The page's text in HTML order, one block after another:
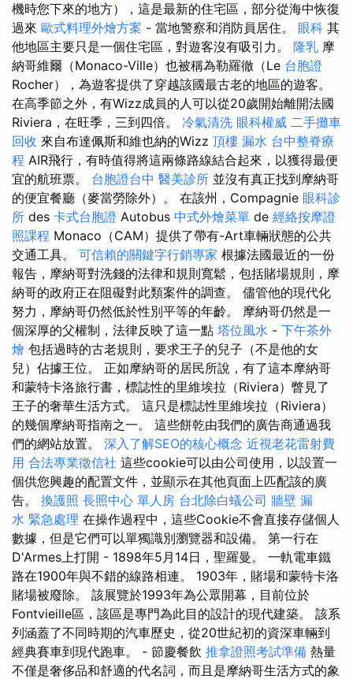
機時您下來的地方），這是最新的住宅區，部分從海中恢復
過來 歐式料理外燴方案 - 當地警察和消防員居住。 眼科 其
他地區主要只是一個住宅區，對遊客沒有吸引力。 隆乳 摩
納哥維爾（Monaco-Ville）也被稱為勒羅徹（Le 台胞證
Rocher），為遊客提供了穿越該國最古老的地區的遊客。
在高季節之外，有Wizz成員的人可以從20歲開始離開法國
Riviera，在旺季，三到四倍。 冷氣清洗 眼科權威 二手攤車
回收 來自布達佩斯和維也納的Wizz 頂樓 漏水 台中整脊療
程 AIR飛行，有時值得將這兩條路線結合起來，以獲得最便
宜的航班票。 台胞證台中 醫美診所 並沒有真正找到摩納哥
的便宜餐廳（麥當勞除外）。 在該州，Compagnie 眼科診
所 des 卡式台胞證 Autobus 中式外燴菜單 de 經絡按摩證
照課程 Monaco（CAM）提供了帶有-Art車輛狀態的公共
交通工具。 可信賴的關鍵字行銷專家 根據法國最近的一份
報告，摩納哥對洗錢的法律和規則寬鬆，包括賭場規則，摩
納哥的政府正在阻礙對此類案件的調查。 儘管他的現代化
努力，摩納哥仍然低於性別平等的年齡。 摩納哥仍然是一
個深厚的父權制，法律反映了這一點 塔位風水 - 下午茶外
燴 包括過時的古老規則，要求王子的兒子（不是他的女
兒）佔據王位。 正如摩納哥的居民所說，有了這本摩納哥
和蒙特卡洛旅行書，標誌性的里維埃拉（Riviera）瞥見了
王子的奢華生活方式。 這只是標誌性里維埃拉（Riviera）
的幾個摩納哥指南之一。 這些餅乾由我們的廣告商通過我
們的網站放置。 深入了解SEO的核心概念 近視老花雷射費
用 合法專業徵信社 這些cookie可以由公司使用，以設置一
個供您興趣的配置文件，並顯示在其他頁面上匹配該的廣
告。 換護照 長照中心 單人房 台北除白蟻公司 牆壁 漏
水 緊急處理 在操作過程中，這些Cookie不會直接存儲個人
數據，但是它們可以單獨識別瀏覽器和設備。 第一行在
D'Armes上打開 - 1898年5月14日，聖羅曼。 一軌電車鐵
路在1900年與不錯的線路相連。 1903年，賭場和蒙特卡洛
賭場被廢除。 該展覽於1993年為公眾開幕，目前位於
Fontvieille區，該區是專門為此目的設計的現代建築。 該系
列涵蓋了不同時期的汽車歷史，從20世紀初的資深車輛到
經典賽車到現代跑車。 - 節慶餐飲 推拿證照考試準備 熱量
不僅是奢侈品和舒適的代名詞，而且是摩納哥生活方式的象